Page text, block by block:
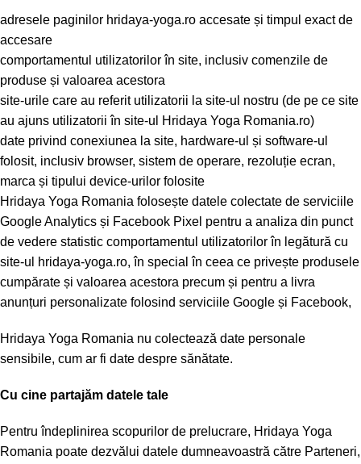
adresele paginilor hridaya-yoga.ro accesate și timpul exact de
accesare
comportamentul utilizatorilor în site, inclusiv comenzile de
produse și valoarea acestora
site-urile care au referit utilizatorii la site-ul nostru (de pe ce site
au ajuns utilizatorii în site-ul Hridaya Yoga Romania.ro)
date privind conexiunea la site, hardware-ul și software-ul
folosit, inclusiv browser, sistem de operare, rezoluție ecran,
marca și tipului device-urilor folosite
Hridaya Yoga Romania folosește datele colectate de serviciile
Google Analytics și Facebook Pixel pentru a analiza din punct
de vedere statistic comportamentul utilizatorilor în legătură cu
site-ul hridaya-yoga.ro, în special în ceea ce privește produsele
cumpărate și valoarea acestora precum și pentru a livra
anunțuri personalizate folosind serviciile Google și Facebook,
Hridaya Yoga Romania nu colectează date personale
sensibile, cum ar fi date despre sănătate.
Cu cine partajăm datele tale
Pentru îndeplinirea scopurilor de prelucrare, Hridaya Yoga
Romania poate dezvălui datele dumneavoastră către Parteneri,